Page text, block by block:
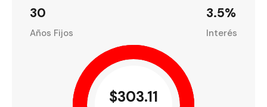
30
Años Fijos
3.5%
Interés
$303.11